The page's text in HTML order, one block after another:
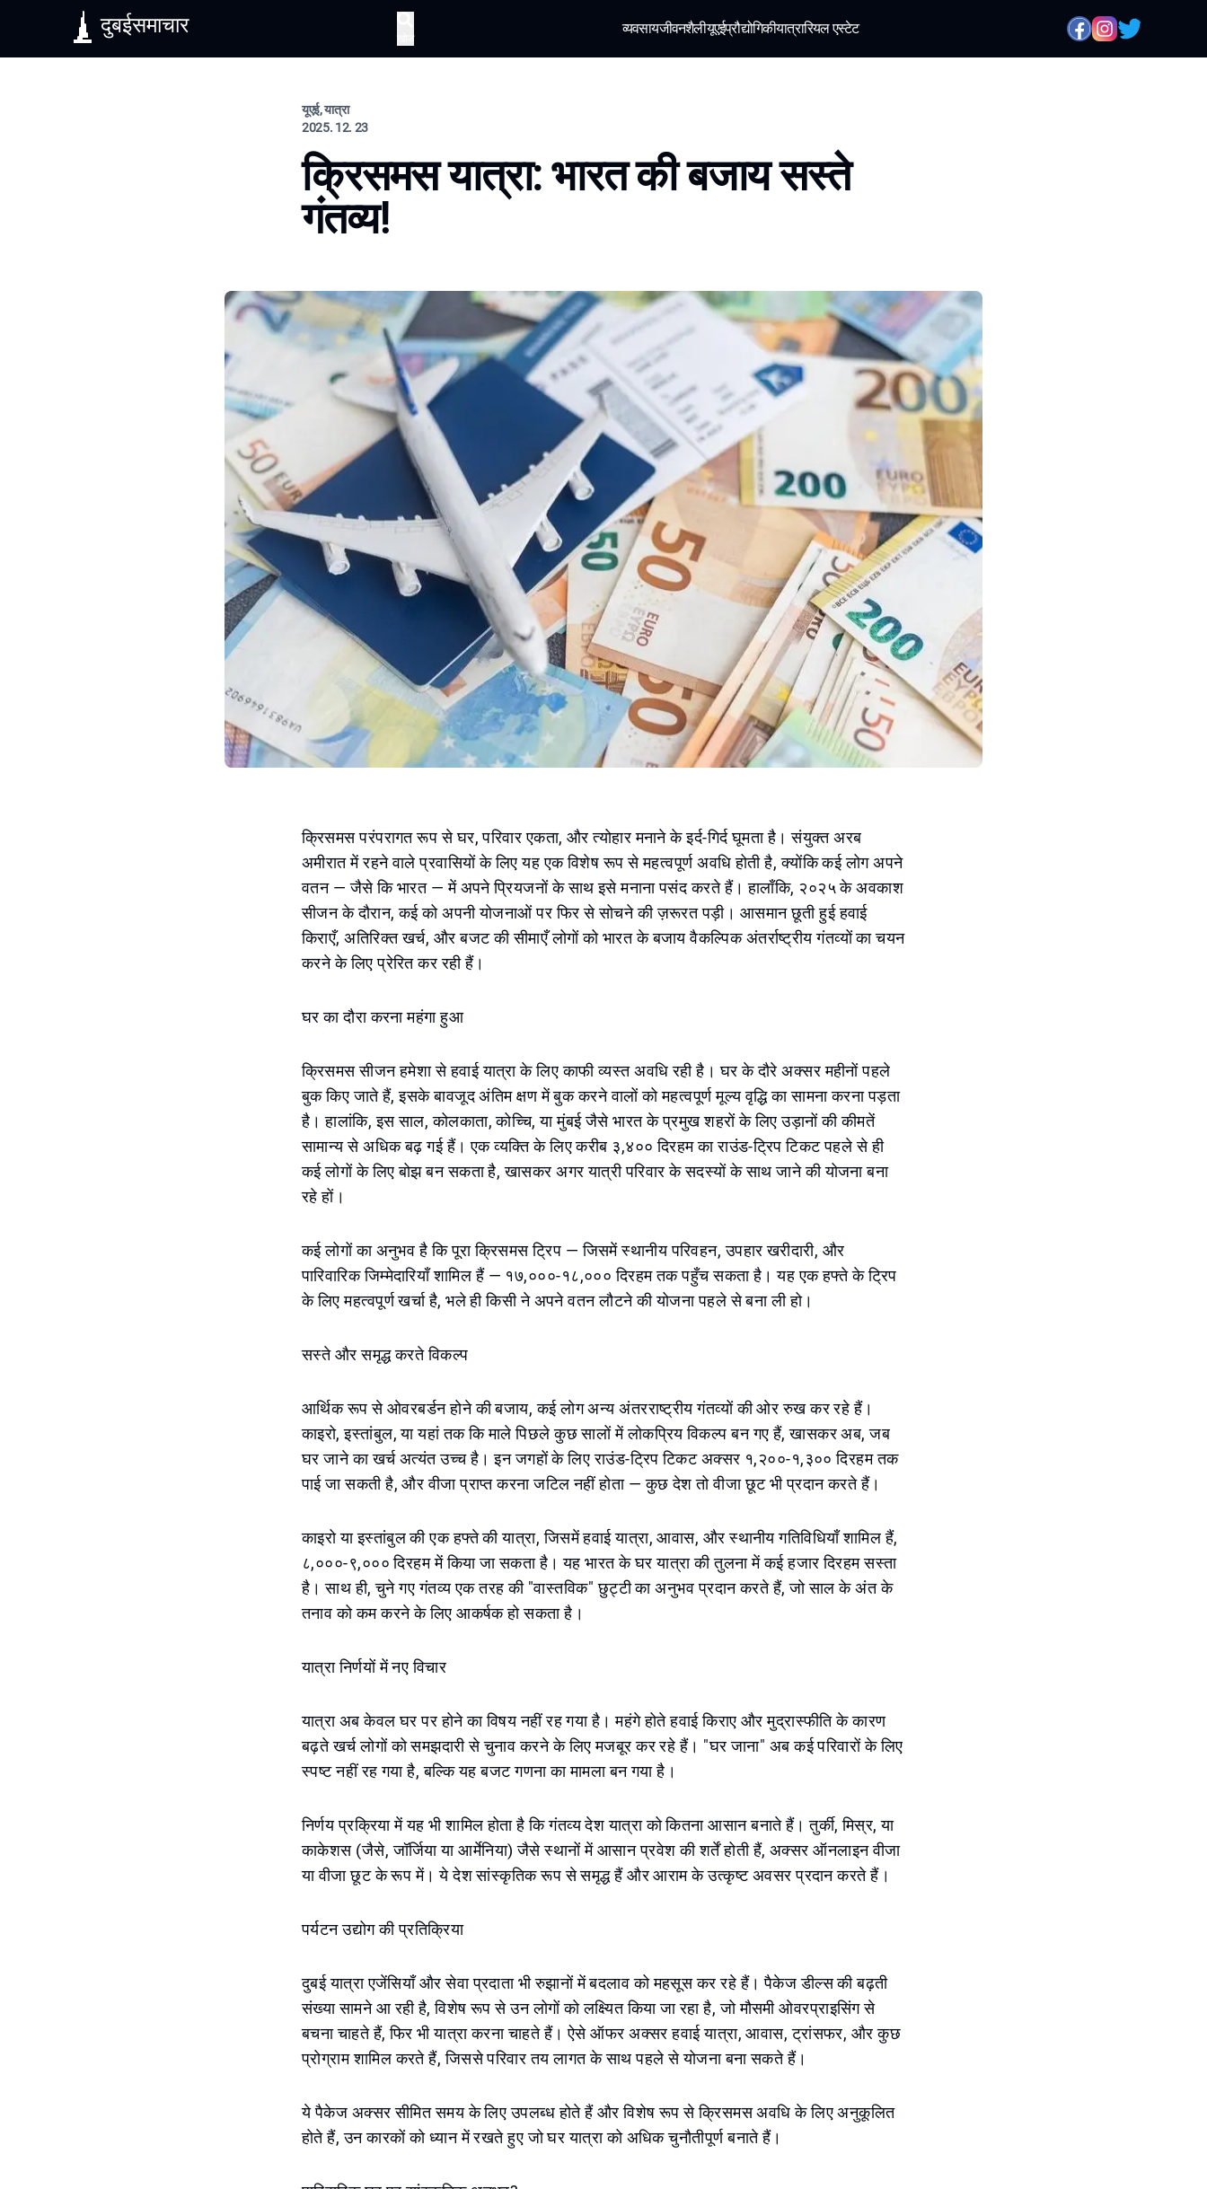
दुबईसमाचार व्यवसायजीवनशैलीयूएईप्रौद्योगिकीयात्रारियल एस्टेट
यूएई, यात्रा
2025. 12. 23
क्रिसमस यात्रा: भारत की बजाय सस्ते
गंतव्य!
क्रिसमस परंपरागत रूप से घर, परिवार एकता, और त्योहार मनाने के इर्द-गिर्द घूमता है। संयुक्त अरब
अमीरात में रहने वाले प्रवासियों के लिए यह एक विशेष रूप से महत्वपूर्ण अवधि होती है, क्योंकि कई लोग अपने
वतन — जैसे कि भारत — में अपने प्रियजनों के साथ इसे मनाना पसंद करते हैं। हालाँकि, २०२५ के अवकाश
सीजन के दौरान, कई को अपनी योजनाओं पर फिर से सोचने की ज़रूरत पड़ी। आसमान छूती हुई हवाई
किराएँ, अतिरिक्त खर्च, और बजट की सीमाएँ लोगों को भारत के बजाय वैकल्पिक अंतर्राष्ट्रीय गंतव्यों का चयन
करने के लिए प्रेरित कर रही हैं।
घर का दौरा करना महंगा हुआ
क्रिसमस सीजन हमेशा से हवाई यात्रा के लिए काफी व्यस्त अवधि रही है। घर के दौरे अक्सर महीनों पहले
बुक किए जाते हैं, इसके बावजूद अंतिम क्षण में बुक करने वालों को महत्वपूर्ण मूल्य वृद्धि का सामना करना पड़ता
है। हालांकि, इस साल, कोलकाता, कोच्चि, या मुंबई जैसे भारत के प्रमुख शहरों के लिए उड़ानों की कीमतें
सामान्य से अधिक बढ़ गई हैं। एक व्यक्ति के लिए करीब ३,४०० दिरहम का राउंड-ट्रिप टिकट पहले से ही
कई लोगों के लिए बोझ बन सकता है, खासकर अगर यात्री परिवार के सदस्यों के साथ जाने की योजना बना
रहे हों।
कई लोगों का अनुभव है कि पूरा क्रिसमस ट्रिप — जिसमें स्थानीय परिवहन, उपहार खरीदारी, और
पारिवारिक जिम्मेदारियाँ शामिल हैं — १७,०००-१८,००० दिरहम तक पहुँच सकता है। यह एक हफ्ते के ट्रिप
के लिए महत्वपूर्ण खर्चा है, भले ही किसी ने अपने वतन लौटने की योजना पहले से बना ली हो।
सस्ते और समृद्ध करते विकल्प
आर्थिक रूप से ओवरबर्डन होने की बजाय, कई लोग अन्य अंतरराष्ट्रीय गंतव्यों की ओर रुख कर रहे हैं।
काइरो, इस्तांबुल, या यहां तक कि माले पिछले कुछ सालों में लोकप्रिय विकल्प बन गए हैं, खासकर अब, जब
घर जाने का खर्च अत्यंत उच्च है। इन जगहों के लिए राउंड-ट्रिप टिकट अक्सर १,२००-१,३०० दिरहम तक
पाई जा सकती है, और वीजा प्राप्त करना जटिल नहीं होता — कुछ देश तो वीजा छूट भी प्रदान करते हैं।
काइरो या इस्तांबुल की एक हफ्ते की यात्रा, जिसमें हवाई यात्रा, आवास, और स्थानीय गतिविधियाँ शामिल हैं,
८,०००-९,००० दिरहम में किया जा सकता है। यह भारत के घर यात्रा की तुलना में कई हजार दिरहम सस्ता
है। साथ ही, चुने गए गंतव्य एक तरह की "वास्तविक" छुट्टी का अनुभव प्रदान करते हैं, जो साल के अंत के
तनाव को कम करने के लिए आकर्षक हो सकता है।
यात्रा निर्णयों में नए विचार
यात्रा अब केवल घर पर होने का विषय नहीं रह गया है। महंगे होते हवाई किराए और मुद्रास्फीति के कारण
बढ़ते खर्च लोगों को समझदारी से चुनाव करने के लिए मजबूर कर रहे हैं। "घर जाना" अब कई परिवारों के लिए
स्पष्ट नहीं रह गया है, बल्कि यह बजट गणना का मामला बन गया है।
निर्णय प्रक्रिया में यह भी शामिल होता है कि गंतव्य देश यात्रा को कितना आसान बनाते हैं। तुर्की, मिस्र, या
काकेशस (जैसे, जॉर्जिया या आर्मेनिया) जैसे स्थानों में आसान प्रवेश की शर्तें होती हैं, अक्सर ऑनलाइन वीजा
या वीजा छूट के रूप में। ये देश सांस्कृतिक रूप से समृद्ध हैं और आराम के उत्कृष्ट अवसर प्रदान करते हैं।
पर्यटन उद्योग की प्रतिक्रिया
दुबई यात्रा एजेंसियाँ और सेवा प्रदाता भी रुझानों में बदलाव को महसूस कर रहे हैं। पैकेज डील्स की बढ़ती
संख्या सामने आ रही है, विशेष रूप से उन लोगों को लक्ष्यित किया जा रहा है, जो मौसमी ओवरप्राइसिंग से
बचना चाहते हैं, फिर भी यात्रा करना चाहते हैं। ऐसे ऑफर अक्सर हवाई यात्रा, आवास, ट्रांसफर, और कुछ
प्रोग्राम शामिल करते हैं, जिससे परिवार तय लागत के साथ पहले से योजना बना सकते हैं।
ये पैकेज अक्सर सीमित समय के लिए उपलब्ध होते हैं और विशेष रूप से क्रिसमस अवधि के लिए अनुकूलित
होते हैं, उन कारकों को ध्यान में रखते हुए जो घर यात्रा को अधिक चुनौतीपूर्ण बनाते हैं।